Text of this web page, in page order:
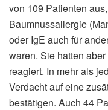
von 109 Patienten
Baumnussallergie
oder IgE auch für
waren. Sie hatten
reagiert. In mehr als
Verdacht auf eine
bestätigen. Auch 44